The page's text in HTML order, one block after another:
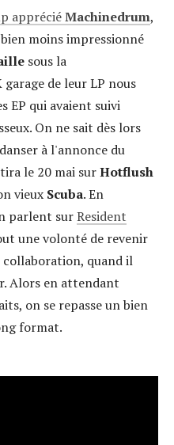
appréciéMachinedrum,
moins impressionné
sous la
garage de leur LP nous
EP qui avaient suivi
On ne sait dès lors
à l'annonce du
le 20 mai surHotflush
vieux Scuba. En
parlent surResident
une volonté de revenir
collaboration, quand il
Alors en attendant
on se repasse un bien
format.